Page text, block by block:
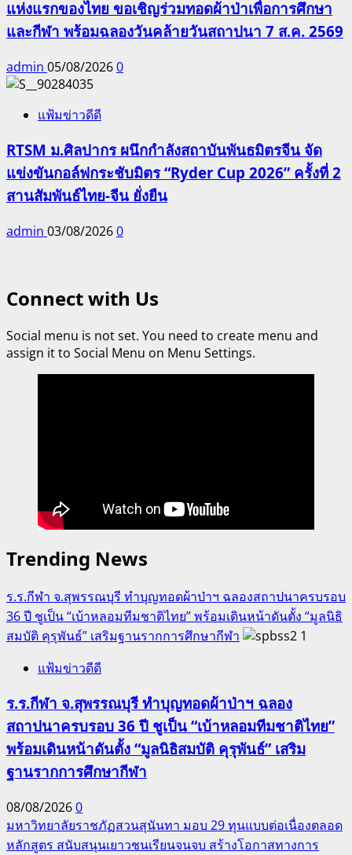
แห่งแรกของไทย ขอเชิญร่วมทอดผ้าป่าเพื่อการศึกษา
และกีฬา พร้อมฉลองวันคล้ายวันสถาปนา 7 ส.ค. 2569
admin 05/08/20260
แฟ้มข่าวดีดี
RTSM ม.ศิลปากร ผนึกกำลังสถาบันพันธมิตรจีน จัด
แข่งขันกอล์ฟกระชับมิตร “Ryder Cup 2026” ครั้งที่ 2
สานสัมพันธ์ไทย-จีน ยั่งยืน
admin 03/08/20260
Connect with Us
Social menu is not set. You need to create menu and
assign it to Social Menu on Menu Settings.
Trending News
ร.ร.กีฬา จ.สุพรรณบุรี ทำบุญทอดผ้าป่าฯ ฉลองสถาปนาครบรอบ
36 ปี ชูเป็น “เบ้าหลอมทีมชาติไทย” พร้อมเดินหน้าดันตั้ง “มูลนิธิ
สมบัติ คุรุพันธ์” เสริมฐานรากการศึกษากีฬา
1
แฟ้มข่าวดีดี
ร.ร.กีฬา จ.สุพรรณบุรี ทำบุญทอดผ้าป่าฯ ฉลอง
สถาปนาครบรอบ 36 ปี ชูเป็น “เบ้าหลอมทีมชาติไทย”
พร้อมเดินหน้าดันตั้ง “มูลนิธิสมบัติ คุรุพันธ์” เสริม
ฐานรากการศึกษากีฬา
08/08/20260
มหาวิทยาลัยราชภัฏสวนสุนันทา มอบ 29 ทุนแบบต่อเนื่องตลอด
หลักสูตร สนับสนุนเยาวชนเรียนจนจบ สร้างโอกาสทางการ